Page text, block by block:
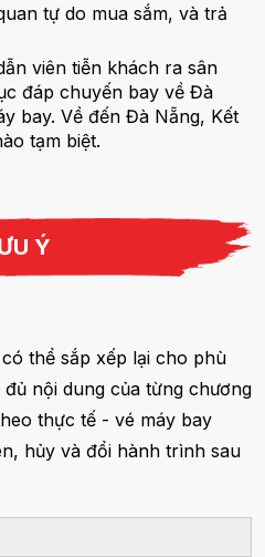
tự do mua sắm, và trả
viên tiễn khách ra sân
đáp chuyến bay về Đà
bay. Về đến Đà Nẵng, Kết
tạm biệt.
Ý
thể sắp xếp lại cho phù
nội dung của từng chương
thực tế - vé máy bay
hủy và đổi hành trình sau